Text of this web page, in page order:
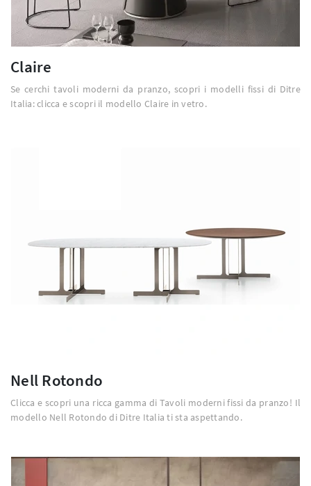
Claire
Se cerchi tavoli moderni da pranzo, scopri i modelli fissi di Ditre
Italia: clicca e scopri il modello Claire in vetro.
Nell Rotondo
Clicca e scopri una ricca gamma di Tavoli moderni fissi da pranzo! Il
modello Nell Rotondo di Ditre Italia ti sta aspettando.